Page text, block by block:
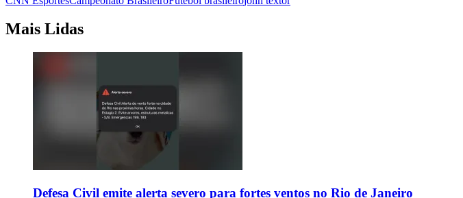
Mais Lidas
Defesa Civil emite alerta severo para fortes ventos no Rio de Janeiro